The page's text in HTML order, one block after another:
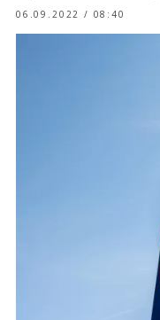
06.09.2022 / 08:40